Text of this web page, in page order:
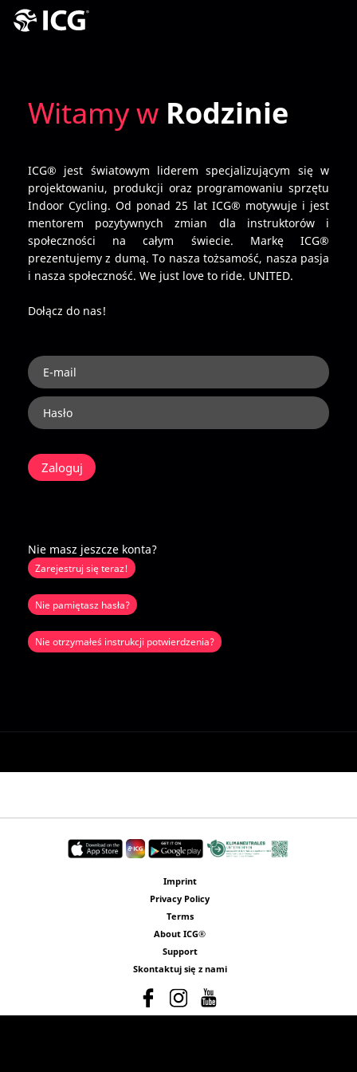
Witamy w Rodzinie
ICG® jest światowym liderem specjalizującym się w
projektowaniu, produkcji oraz programowaniu sprzętu
Indoor Cycling. Od ponad 25 lat ICG® motywuje i jest
mentorem pozytywnych zmian dla instruktorów i
społeczności na całym świecie. Markę ICG®
prezentujemy z dumą. To nasza tożsamość, nasza pasja
i nasza społeczność. We just love to ride. UNITED.
Dołącz do nas!
Nie masz jeszcze konta?
Zarejestruj się teraz!
Nie pamiętasz hasła?
Nie otrzymałeś instrukcji potwierdzenia?
Imprint
Privacy Policy
Terms
About ICG®
Support
Skontaktuj się z nami